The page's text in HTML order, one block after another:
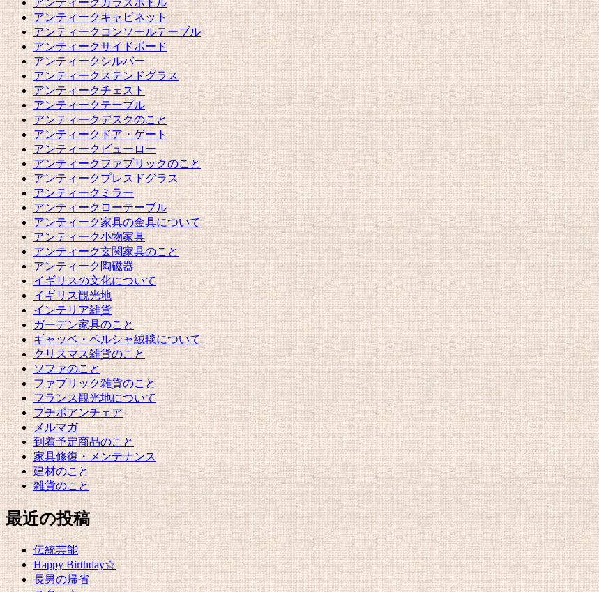
アンティークキャビネット
アンティークコンソールテーブル
アンティークサイドボード
アンティークシルバー
アンティークステンドグラス
アンティークチェスト
アンティークテーブル
アンティークデスクのこと
アンティークドア・ゲート
アンティークビューロー
アンティークファブリックのこと
アンティークプレスドグラス
アンティークミラー
アンティークローテーブル
アンティーク家具の金具について
アンティーク小物家具
アンティーク玄関家具のこと
アンティーク陶磁器
イギリスの文化について
イギリス観光地
インテリア雑貨
ガーデン家具のこと
ギャッベ・ペルシャ絨毯について
クリスマス雑貨のこと
ソファのこと
ファブリック雑貨のこと
フランス観光地について
プチポアンチェア
メルマガ
到着予定商品のこと
家具修復・メンテナンス
建材のこと
雑貨のこと
最近の投稿
伝統芸能
Happy Birthday☆
長男の帰省